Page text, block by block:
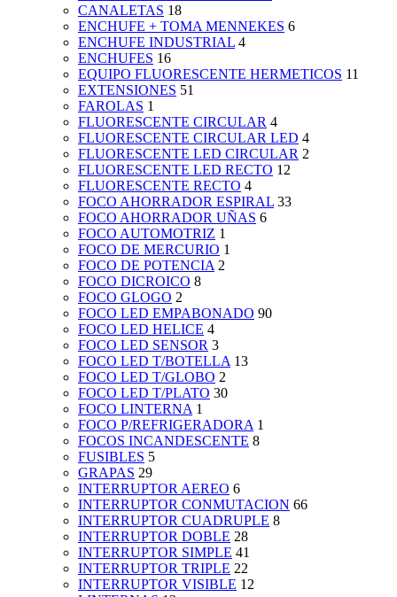
CANALETAS 18
ENCHUFE + TOMA MENNEKES 6
ENCHUFE INDUSTRIAL 4
ENCHUFES 16
EQUIPO FLUORESCENTE HERMETICOS 11
EXTENSIONES 51
FAROLAS 1
FLUORESCENTE CIRCULAR 4
FLUORESCENTE CIRCULAR LED 4
FLUORESCENTE LED CIRCULAR 2
FLUORESCENTE LED RECTO 12
FLUORESCENTE RECTO 4
FOCO AHORRADOR ESPIRAL 33
FOCO AHORRADOR UÑAS 6
FOCO AUTOMOTRIZ 1
FOCO DE MERCURIO 1
FOCO DE POTENCIA 2
FOCO DICROICO 8
FOCO GLOGO 2
FOCO LED EMPABONADO 90
FOCO LED HELICE 4
FOCO LED SENSOR 3
FOCO LED T/BOTELLA 13
FOCO LED T/GLOBO 2
FOCO LED T/PLATO 30
FOCO LINTERNA 1
FOCO P/REFRIGERADORA 1
FOCOS INCANDESCENTE 8
FUSIBLES 5
GRAPAS 29
INTERRUPTOR AEREO 6
INTERRUPTOR CONMUTACION 66
INTERRUPTOR CUADRUPLE 8
INTERRUPTOR DOBLE 28
INTERRUPTOR SIMPLE 41
INTERRUPTOR TRIPLE 22
INTERRUPTOR VISIBLE 12